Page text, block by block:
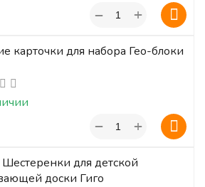
+
−
карточки для набора Гео-блоки
+
−
для детской
доски Гиго